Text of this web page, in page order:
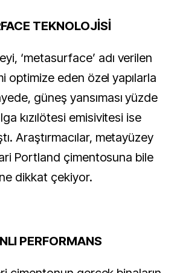
TEKNOLOJİSİ
‘metasurface’ adı verilen
optimize eden özel yapılarla
güneş yansıması yüzde
kızılötesi emisivitesi ise
Araştırmacılar, metayüzey
Portland çimentosuna bile
dikkat çekiyor.
PERFORMANS